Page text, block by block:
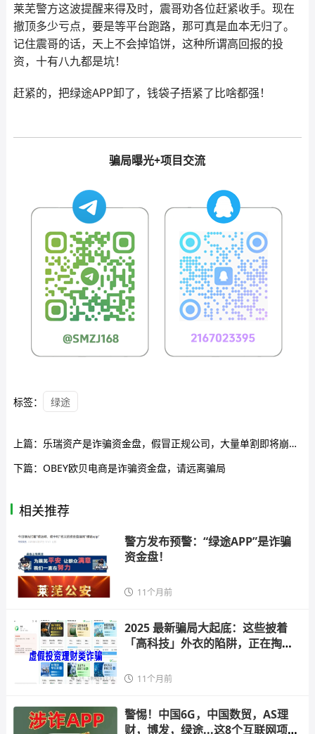
莱芜警方这波提醒来得及时，震哥劝各位赶紧收手。现在
撤顶多少亏点，要是等平台跑路，那可真是血本无归了。
记住震哥的话，天上不会掉馅饼，这种所谓高回报的投
资，十有八九都是坑！
赶紧的，把绿途APP卸了，钱袋子捂紧了比啥都强！
骗局曝光+项目交流
标签： 绿途
上篇： 乐瑞资产是诈骗资金盘，假冒正规公司，大量单割即将崩盘跑路
下篇： OBEY欧贝电商是诈骗资金盘，请远离骗局
相关推荐
警方发布预警：“绿途APP”是诈骗
资金盘！
11个月前
2025 最新骗局大起底：这些披着
「高科技」外衣的陷阱，正在掏空
11个月前
警惕！中国6G，中国数贸，AS理
财，博发，绿途...这8个互联网项目